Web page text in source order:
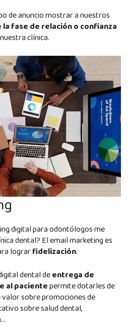
de anuncio mostrar a nuestros
fase de relación o confianza
clínica.
digital para odontólogos me
dental? El email marketing es
lograrfidelización.
dental deentrega de
al pacientepermite dotarles de
sobre promociones de
sobre salud dental,